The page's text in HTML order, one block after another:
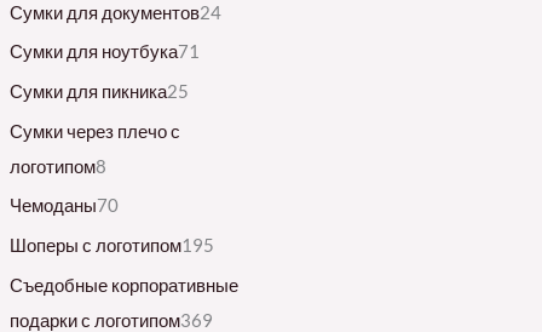
Сумки для документов24
Сумки для ноутбука71
Сумки для пикника25
Сумки через плечо с
логотипом8
Чемоданы70
Шоперы с логотипом195
Съедобные корпоративные
подарки с логотипом369